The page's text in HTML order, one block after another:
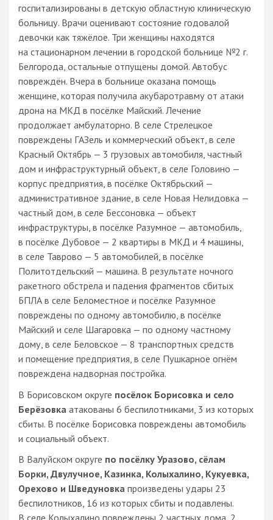
госпитализированы в детскую областную клиническую
больницу. Врачи оценивают состояние годовалой
девочки как тяжёлое. Три женщины находятся
на стационарном лечении в городской больнице №2 г.
Белгорода, остальные отпущены домой. Автобус
повреждён. Вчера в больнице оказана помощь
женщине, которая получила акубаротравму от атаки
дрона на МКД в посёлке Майский. Лечение
продолжает амбулаторно. В селе Стрелецкое
повреждены ГАЗель и коммерческий объект, в селе
Красный Октябрь — 3 грузовых автомобиля, частный
дом и инфраструктурный объект, в селе Головино —
корпус предприятия, в посёлке Октябрьский —
административное здание, в селе Новая Нелидовка —
частный дом, в селе Бессоновка — объект
инфраструктуры, в посёлке Разумное — автомобиль,
в посёлке Дубовое — 2 квартиры в МКД и 4 машины,
в селе Таврово — 5 автомобилей, в посёлке
Политотдельский — машина. В результате ночного
ракетного обстрела и падения фрагментов сбитых
БПЛА в селе Беломестное и посёлке Разумное
повреждены по одному автомобилю, в посёлке
Майский и селе Шагаровка — по одному частному
дому, в селе Беловское — 8 транспортных средств
и помещение предприятия, в селе Пушкарное огнём
повреждена надворная постройка.
В Борисовском округе посёлок Борисовка и село
Берёзовка атакованы 6 беспилотниками, 3 из которых
сбиты. В посёлке Борисовка повреждены автомобиль
и социальный объект.
В Валуйском округе по посёлку Уразово, сёлам
Борки, Двулучное, Казинка, Колыхалино, Кукуевка,
Орехово и Шведуновка произведены удары 23
беспилотников, 16 из которых сбиты и подавлены.
В селе Колыхалино повреждены 2 частных дома, 2